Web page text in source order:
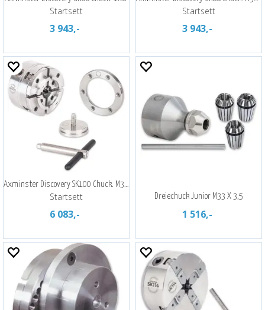
Startsett
3 943,-
Startsett
3 943,-
Axminster Discovery SK100 Chuck. M33X3,5
Startsett
6 083,-
Dreiechuck Junior M33 X 3,5
1 516,-